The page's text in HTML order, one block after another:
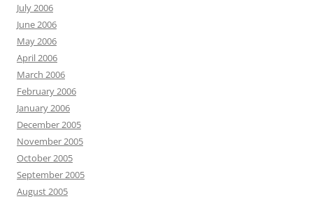
July 2006
June 2006
May 2006
April 2006
March 2006
February 2006
January 2006
December 2005
November 2005
October 2005
September 2005
August 2005